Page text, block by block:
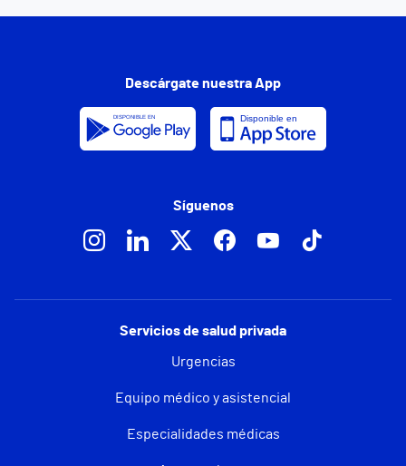
Servicios de salud privada
Urgencias
Equipo médico y asistencial
Especialidades médicas
Descárgate nuestra App
Síguenos